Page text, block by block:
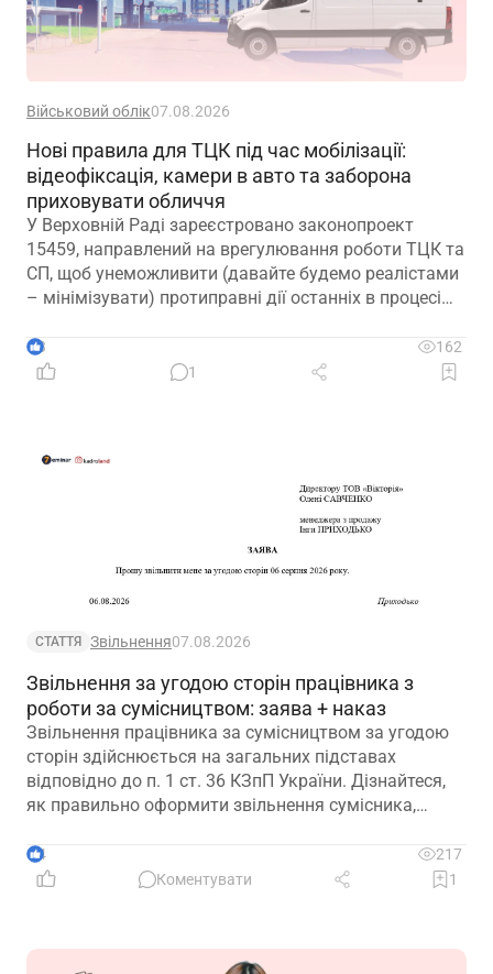
Військовий облік07.08.2026
Нові правила для ТЦК під час мобілізації:
відеофіксація, камери в авто та заборона
приховувати обличчя
У Верховній Раді зареєстровано законопроект
15459, направлений на врегулювання роботи ТЦК та
СП, щоб унеможливити (давайте будемо реалістами
– мінімізувати) протиправні дії останніх в процесі
3
162
1
СТАТТЯ Звільнення07.08.2026
Звільнення за угодою сторін працівника з
роботи за сумісництвом: заява + наказ
Звільнення працівника за сумісництвом за угодою
сторін здійснюється на загальних підставах
відповідно до п. 1 ст. 36 КЗпП України. Дізнайтеся,
як правильно оформити звільнення сумісника,
зафіксувати домовленість між працівником і
роботодавцем.
4
217
Коментувати
1